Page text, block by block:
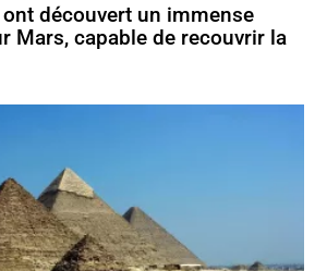
découvert un immense
Mars, capable de recouvrir la